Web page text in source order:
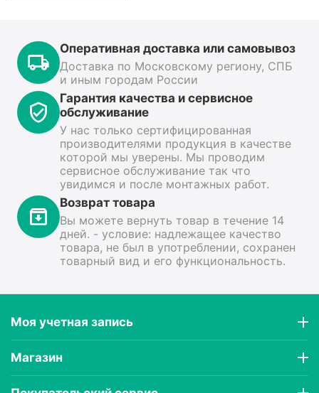
Оперативная доставка или самовывоз
Доставка по Московскому региону, СПБ
и иным городам России
Гарантия качества и сервисное
обслуживание
У нас только сертифицированная
производителями продукция в качестве
которой мы уверены. Мы проводим
сервисное обслуживание так что
увидимся и после монтажных работ.
Возврат товара
Вы можете вернуть товар в течение 14
дней. - условие: надлежащее качество
товара, не был в употреблении, сохранен
товарный вид и его функциональность.
Моя учетная запись
Магазин